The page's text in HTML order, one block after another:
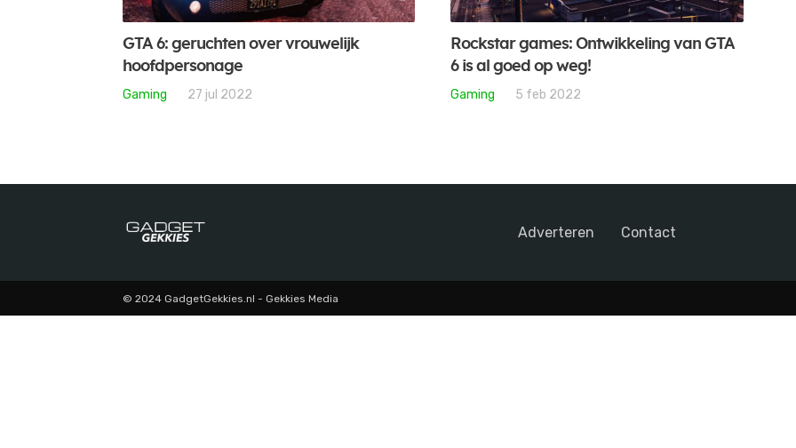
GTA 6: geruchten over vrouwelijk
hoofdpersonage
Gaming 27 jul 2022
Rockstar games: Ontwikkeling van GTA
6 is al goed op weg!
Gaming 5 feb 2022
Adverteren Contact
© 2024 GadgetGekkies.nl - Gekkies Media